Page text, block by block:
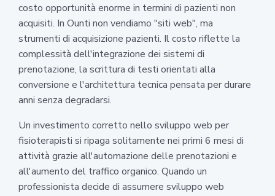
costo opportunità enorme in termini di pazienti non
acquisiti. In Ounti non vendiamo "siti web", ma
strumenti di acquisizione pazienti. Il costo riflette la
complessità dell'integrazione dei sistemi di
prenotazione, la scrittura di testi orientati alla
conversione e l'architettura tecnica pensata per durare
anni senza degradarsi.
Un investimento corretto nello sviluppo web per
fisioterapisti si ripaga solitamente nei primi 6 mesi di
attività grazie all'automazione delle prenotazioni e
all'aumento del traffico organico. Quando un
professionista decide di assumere sviluppo web